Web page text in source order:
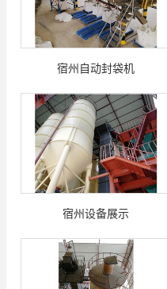
宿州自动封袋机
宿州设备展示